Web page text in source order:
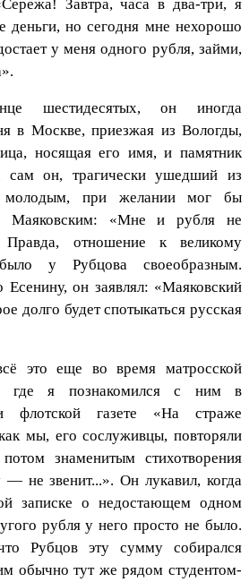
Завтра, часа в два-три, я
деньги, но сегодня мне нехорошо
у меня одного рубля, займи,
шестидесятых, он иногда
в Москве, приезжая из Вологды,
носящая его имя, и памятник
он, трагически ушедший из
при желании мог бы
Маяковским: «Мне и рубля не
Правда, отношение к великому
у Рубцова своеобразным.
Есенину, он заявлял: «Маяковский
долго будет спотыкаться русская
это еще во время матросской
где я познакомился с ним в
флотской газете «На страже
мы, его сослуживцы, повторяли
знаменитым стихотворения
не звенит...». Он лукавил, когда
записке о недостающем одном
рубля у него просто не было.
Рубцов эту сумму собирался
обычно тут же рядом студентом-